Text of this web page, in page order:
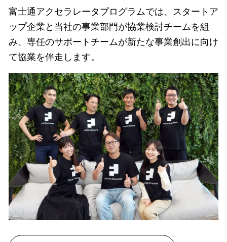
富士通アクセラレータプログラムでは、スタートア
ップ企業と当社の事業部門が協業検討チームを組
み、専任のサポートチームが新たな事業創出に向け
て協業を伴走します。